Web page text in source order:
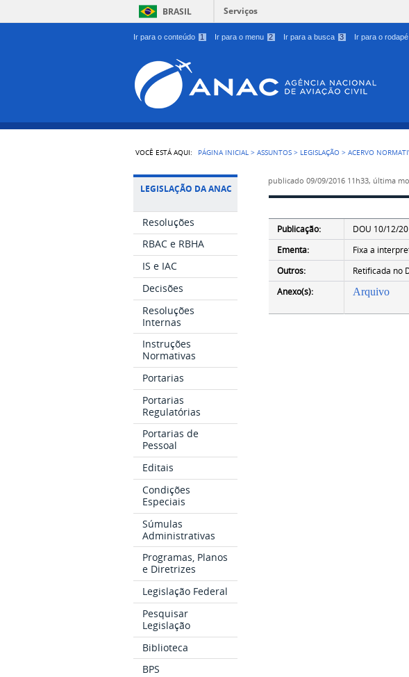
Ir para o conteúdo 1 Ir para o menu 2 Ir para a busca 3 Ir para o rodapé
BRASIL Serviços
VOCÊ ESTÁ AQUI: PÁGINA INICIAL >ASSUNTOS > LEGISLAÇÃO >ACERVO
LEGISLAÇÃO DA ANAC
Resoluções
RBAC e RBHA
IS e IAC
Decisões
Resoluções
Internas
Instruções
Normativas
Portarias
Portarias
Regulatórias
Portarias de
Pessoal
Editais
Condições
Especiais
Súmulas
Administrativas
Programas, Planos
e Diretrizes
Legislação Federal
Pesquisar
Legislação
Biblioteca
BPS
publicado 09/09/2016 11h33, última
Publicação:
DOU 10/12/
Ementa:
Fixa a
Outros:
Retificada no
Anexo(s):
Arquivo